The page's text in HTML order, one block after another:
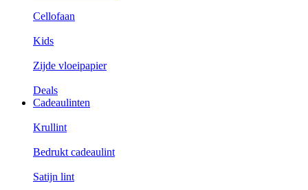
Cellofaan
Kids
Zijde vloeipapier
Deals
Cadeaulinten
Krullint
Bedrukt cadeaulint
Satijn lint